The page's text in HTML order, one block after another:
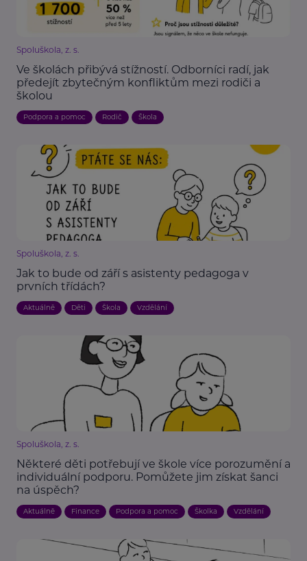
Spoluškola, z. s.
Ve školách přibývá stížností. Odborníci radí, jak
předejít zbytečným konfliktům mezi rodiči a
školou
Podpora a pomoc Rodič Škola
Spoluškola, z. s.
Jak to bude od září s asistenty pedagoga v
prvních třídách?
Aktuálně Děti Škola Vzdělání
Spoluškola, z. s.
Některé děti potřebují ve škole více porozumění a
individuální podporu. Pomůžete jim získat šanci
na úspěch?
Aktuálně Finance Podpora a pomoc Školka Vzdělání